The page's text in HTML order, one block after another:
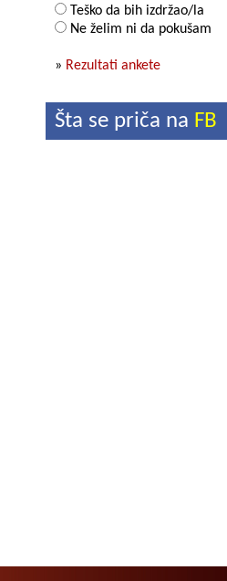
Teško da bih izdržao/la
Ne želim ni da pokušam
» Rezultati ankete
Šta se priča na FB